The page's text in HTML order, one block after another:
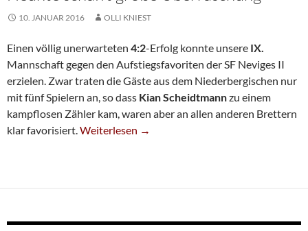
10. JANUAR 2016 OLLI KNIEST
Einen völlig unerwarteten 4:2-Erfolg konnte unsere IX.
Mannschaft gegen den Aufstiegsfavoriten der SF Neviges II
erzielen. Zwar traten die Gäste aus dem Niederbergischen nur
mit fünf Spielern an, so dass Kian Scheidtmannzu einem
kampflosen Zähler kam, waren aber an allen anderen Brettern
klar favorisiert.Neunte Schafft Große Überraschung
Weiterlesen →